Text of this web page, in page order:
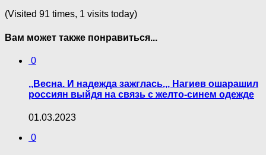
(Visited 91 times, 1 visits today)
Вам может также понравиться...
0
,,Весна. И надежда зажглась.,, Нагиев ошарашил
россиян выйдя на связь с желто-синем одежде
01.03.2023
0